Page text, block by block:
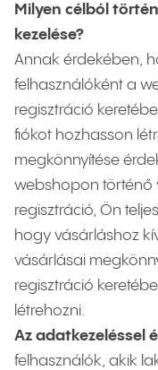
Milyen célból
kezelése?
Annak érdekében,
felhasználóként a
regisztráció
fiókot hozhasson
megkönnyítése
webshopon történő
regisztráció, Ön
hogy vásárláshoz
vásárlásai
regisztráció
létrehozni.
Az adatkezeléssel
felhasználók, akik